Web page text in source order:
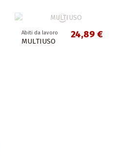
Abiti da lavoro
MULTIUSO
24,89 €